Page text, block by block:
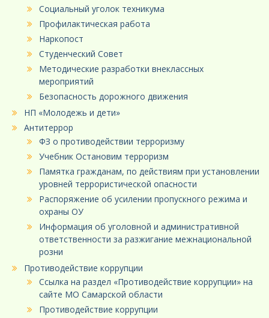
Социальный уголок техникума
Профилактическая работа
Наркопост
Студенческий Совет
Методические разработки внеклассных
мероприятий
Безопасность дорожного движения
НП «Молодежь и дети»
Антитеррор
ФЗ о противодействии терроризму
Учебник Остановим терроризм
Памятка гражданам, по действиям при установлении
уровней террористической опасности
Распоряжение об усилении пропускного режима и
охраны ОУ
Информация об уголовной и административной
ответственности за разжигание межнациональной
розни
Противодействие коррупции
Ссылка на раздел «Противодействие коррупции» на
сайте МО Самарской области
Противодействие коррупции